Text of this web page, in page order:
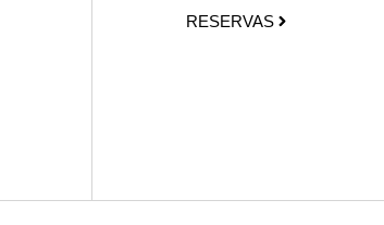
RESERVAS